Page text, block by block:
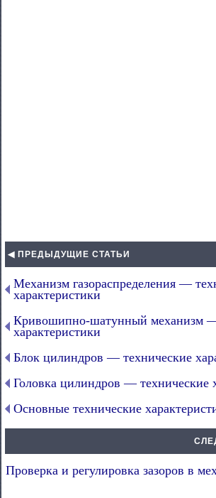
◀ ПРЕДЫДУЩИЕ СТАТЬИ
Механизм газораспределения —
характеристики
Кривошипно-шатунный механизм
характеристики
Блок цилиндров — технические
Головка цилиндров — технические
Основные технические
Проверка и регулировка зазоров в